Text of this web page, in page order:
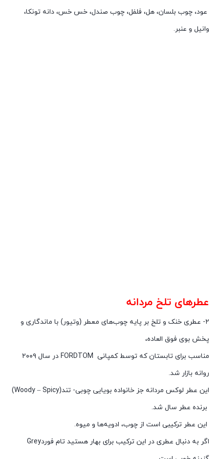
عود، چوب بلسان، هل، فلفل، چوب صندل، خس خس، دانه تونکا،
وانیل و عنبر.
عطرهای تلخ مردانه
۲- عطری خنک و تلخ بر پایه چوبهای معطر (وتیور) با ماندگاری و
پخش بوی فوق العاده،
مناسب برای تابستان که توسط کمپانی TOM
FORD
در سال ۲۰۰۹
روانه بازار شد.
این عطر لوکس مردانه جز خانواده بویایی چوبی- تند(Woody – Spicy)
برنده عطر سال شد.
این عطر ترکیبی است از چوب، ادویه‌ها و میوه.
اگر به دنبال عطری در این ترکیب برای بهار هستید تام فوردGrey